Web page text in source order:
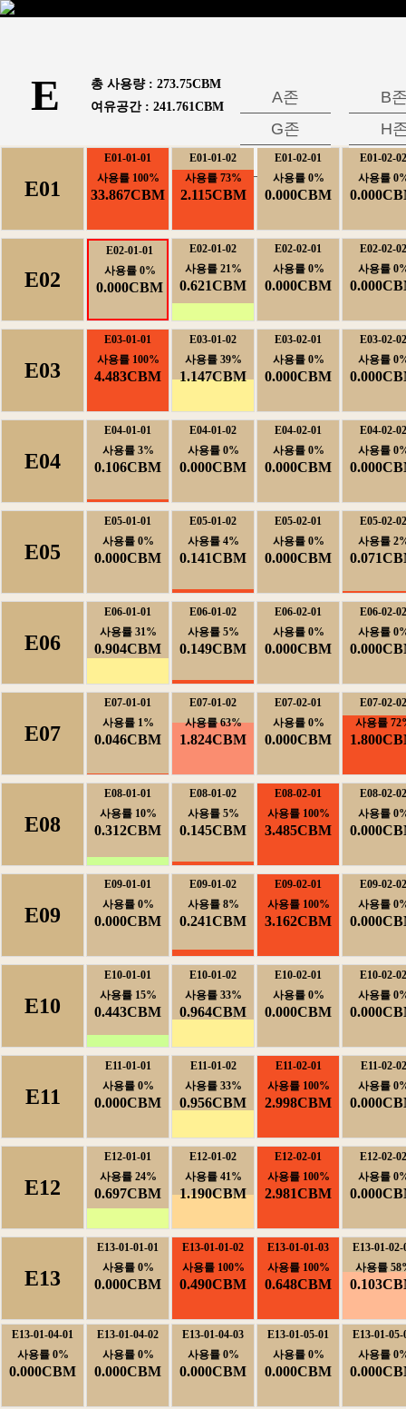
E 총사용량: 273.75CBM
여유공간: 241.761CBM
A존
B
G존
H
M존
N
E01
E01-01-01
사용률100%
33.867CBM
E01-01-02
사용률73%
2.115CBM
E01-02-01
사용률0%
0.000CBM
E01-02-02
사용률
E02
E02-01-01
사용률0%
0.000CBM
E02-01-02
사용률21%
0.621CBM
E02-02-01
사용률0%
0.000CBM
E02-02-02
사용률
E03
E03-01-01
사용률100%
4.483CBM
E03-01-02
사용률39%
1.147CBM
E03-02-01
사용률0%
0.000CBM
E03-02-02
사용률
E04
E04-01-01
사용률3%
0.106CBM
E04-01-02
사용률0%
0.000CBM
E04-02-01
사용률0%
0.000CBM
E04-02-02
사용률
E05
E05-01-01
사용률0%
0.000CBM
E05-01-02
사용률4%
0.141CBM
E05-02-01
사용률0%
0.000CBM
E05-02-02
사용률
E06
E06-01-01
사용률31%
0.904CBM
E06-01-02
사용률5%
0.149CBM
E06-02-01
사용률0%
0.000CBM
E06-02-02
사용률
E07
E07-01-01
사용률1%
0.046CBM
E07-01-02
사용률63%
1.824CBM
E07-02-01
사용률0%
0.000CBM
E07-02-02
사용률
E08
E08-01-01
사용률10%
0.312CBM
E08-01-02
사용률5%
0.145CBM
E08-02-01
사용률100%
3.485CBM
E08-02-02
사용률
E09
E09-01-01
사용률0%
0.000CBM
E09-01-02
사용률8%
0.241CBM
E09-02-01
사용률100%
3.162CBM
E09-02-02
사용률
E10
E10-01-01
사용률15%
0.443CBM
E10-01-02
사용률33%
0.964CBM
E10-02-01
사용률0%
0.000CBM
E10-02-02
사용률
E11
E11-01-01
사용률0%
0.000CBM
E11-01-02
사용률33%
0.956CBM
E11-02-01
사용률100%
2.998CBM
E11-02-02
사용률
E12
E12-01-01
사용률24%
0.697CBM
E12-01-02
사용률41%
1.190CBM
E12-02-01
사용률100%
2.981CBM
E12-02-02
사용률
E13
E13-01-01-01
사용률0%
0.000CBM
E13-01-01-02
사용률100%
0.490CBM
E13-01-01-03
사용률100%
0.648CBM
E13-01-02-
사용률
E13-01-04-01
사용률0%
0.000CBM
E13-01-04-02
사용률0%
0.000CBM
E13-01-04-03
사용률0%
0.000CBM
E13-01-05-01
사용률0%
0.000CBM
E13-01-05-
사용률